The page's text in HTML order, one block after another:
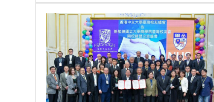
老」，而除了取得碩士學位，新專輯也將在七月
推出，五年前被醫生宣告：四肢將漸凍，蔡義德
樂觀直言沒時間嘆氣，目前努力積極復健，把握
時間及時圓夢，高雄巨蛋開唱與攻讀博士學位為
下個目標！